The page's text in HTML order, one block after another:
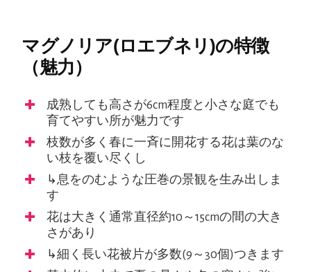
マグノリア(ロエブネリ)の特徴
（魅力）
成熟しても高さが6cm程度と小さな庭でも
育てやすい所が魅力です
枝数が多く春に一斉に開花する花は葉のな
い枝を覆い尽くし
↳息をのむような圧巻の景観を生み出しま
す
花は大きく通常直径約10～15cmの間の大き
さがあり
↳細く長い花被片が多数(9～30個)つきます